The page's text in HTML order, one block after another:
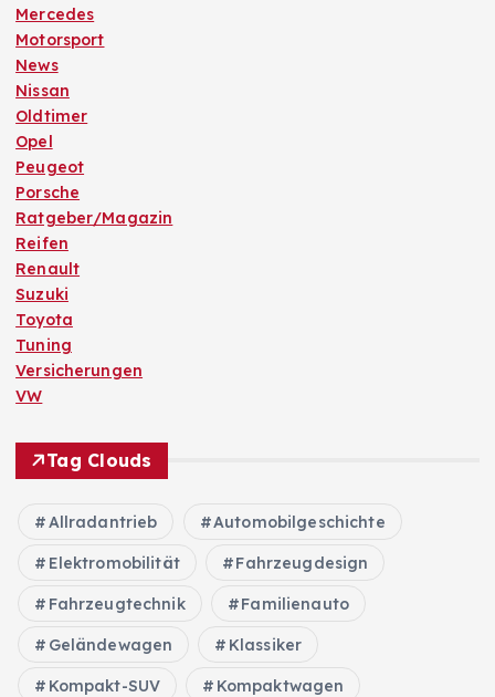
Mercedes
Motorsport
News
Nissan
Oldtimer
Opel
Peugeot
Porsche
Ratgeber/Magazin
Reifen
Renault
Suzuki
Toyota
Tuning
Versicherungen
VW
Tag Clouds
Allradantrieb Automobilgeschichte
Elektromobilität Fahrzeugdesign
Fahrzeugtechnik Familienauto
Geländewagen Klassiker
Kompakt-SUV Kompaktwagen